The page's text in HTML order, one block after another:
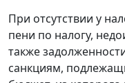
При отсутствии у
пени по налогу,
также
санкциям,